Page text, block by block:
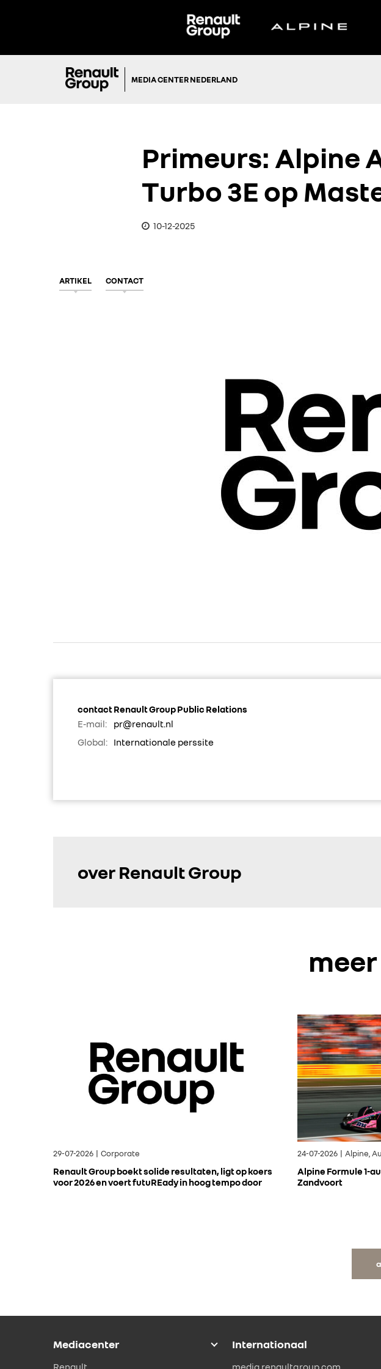
MEDIA CENTER NEDERLAND
Primeurs: Alpine
Turbo 3E op
10-12-2025
ARTIKEL CONTACT
contact Renault Group Public Relations
E-mail:
pr@renault.nl
Global:
Internationale perssite
over Renault Group
29-07-2026 | Corporate
Renault Group boekt solide resultaten, ligt op koers
voor 2026 en voert futuREady in hoog tempo door
24-07-2026 | Alpine,
Alpine Formule 1-
Zandvoort
Mediacenter
Renault
Internationaal
media.renaultgroup.com